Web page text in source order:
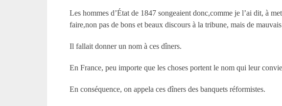
Les hommes d’État de 1847 songeaient donc,comme je l’ai dit, à
faire,non pas de bons et beaux discours à la tribune, mais de
Il fallait donner un nom à ces dîners.
En France, peu importe que les choses portent le nom qui leur
En conséquence, on appela ces dîners des banquets réformistes.